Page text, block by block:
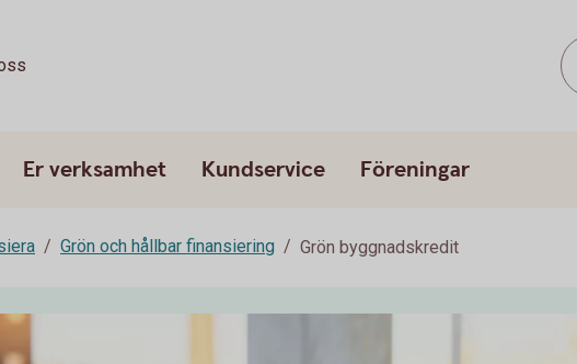
Er verksamhet Kundservice Föreningar
Grön och hållbar finansiering Grön byggnadskredit